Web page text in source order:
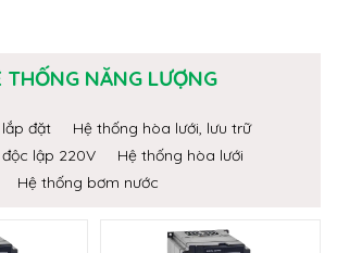
THỐNG NĂNG LƯỢNG
đặt
Hệ thống hòa lưới, lưu trữ
lập 220V
Hệ thống hòa lưới
Hệ thống bơm nước